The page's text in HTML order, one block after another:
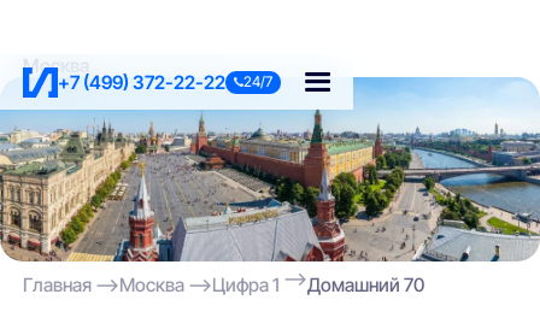
+7 (499) 372-22-22 24/7
Москва
Главная Москва Цифра 1 Домашний 70